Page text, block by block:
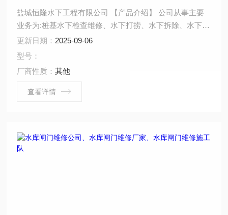
盐城恒隆水下工程有限公司 【产品介绍】 公司从事主要
业务为:桩基水下检查维修、水下打捞、水下拆除、水下安
装、水下堵漏、水下焊接、水下切割、水下摄像、水下探
摸、沉井施工、水下维修、水下检测、水下封堵、水下钻
更新日期： 2025-09-06
型号：
厂商性质：其他
查看详情